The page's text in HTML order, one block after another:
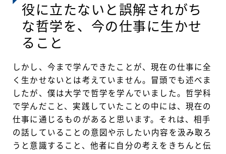
役に立たないと誤解されがち
な哲学を、今の仕事に生かせ
ること
しかし、今まで学んできたことが、現在の仕事に全
く生かせないとは考えていません。冒頭でも述べま
したが、僕は大学で哲学を学んでいました。哲学科
で学んだこと、実践していたことの中には、現在の
仕事に通じるものがあると思います。それは、相手
の話していることの意図や示したい内容を汲み取ろ
うと意識すること、他者に自分の考えをきちんと伝